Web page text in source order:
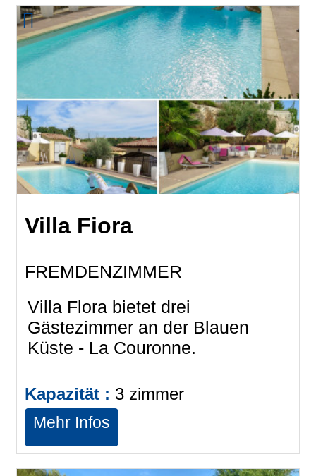
Villa Fiora
FREMDENZIMMER
Villa Flora bietet drei
Gästezimmer an der Blauen
Küste - La Couronne.
Kapazität : 3 zimmer
Mehr Infos